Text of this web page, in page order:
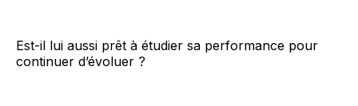
Est-il lui aussi prêt à étudier sa performance pour
continuer d’évoluer ?